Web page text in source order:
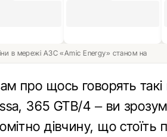
в мережі АЗС «Amic Energy» станом на
про щось говорять
365 GTB/4 – ви
дівчину, що стоїть